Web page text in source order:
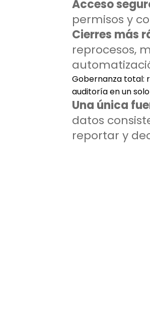
Acceso
permisos y
Cierres más
reprocesos,
Gobernanza total: r
auditoría en un
Una única
datos
reportar y